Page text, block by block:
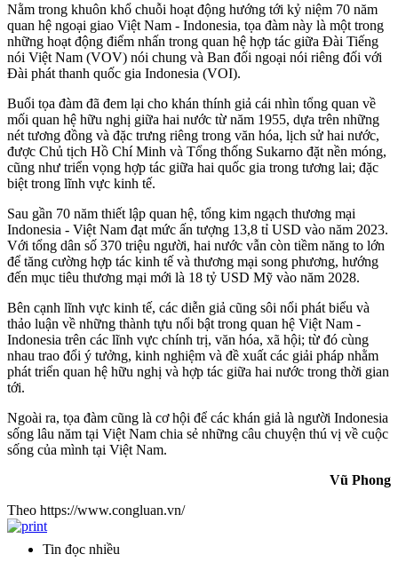
Nằm trong khuôn khổ chuỗi hoạt động hướng tới kỷ niệm 70 năm
quan hệ ngoại giao Việt Nam - Indonesia, tọa đàm này là một trong
những hoạt động điểm nhấn trong quan hệ hợp tác giữa Đài Tiếng
nói Việt Nam (VOV) nói chung và Ban đối ngoại nói riêng đối với
Đài phát thanh quốc gia Indonesia (VOI).
Buổi tọa đàm đã đem lại cho khán thính giả cái nhìn tổng quan về
mối quan hệ hữu nghị giữa hai nước từ năm 1955, dựa trên những
nét tương đồng và đặc trưng riêng trong văn hóa, lịch sử hai nước,
được Chủ tịch Hồ Chí Minh và Tổng thống Sukarno đặt nền móng,
cũng như triển vọng hợp tác giữa hai quốc gia trong tương lai; đặc
biệt trong lĩnh vực kinh tế.
Sau gần 70 năm thiết lập quan hệ, tổng kim ngạch thương mại
Indonesia - Việt Nam đạt mức ấn tượng 13,8 tỉ USD vào năm 2023.
Với tổng dân số 370 triệu người, hai nước vẫn còn tiềm năng to lớn
để tăng cường hợp tác kinh tế và thương mại song phương, hướng
đến mục tiêu thương mại mới là 18 tỷ USD Mỹ vào năm 2028.
Bên cạnh lĩnh vực kinh tế, các diễn giả cũng sôi nổi phát biểu và
thảo luận về những thành tựu nổi bật trong quan hệ Việt Nam -
Indonesia trên các lĩnh vực chính trị, văn hóa, xã hội; từ đó cùng
nhau trao đổi ý tưởng, kinh nghiệm và đề xuất các giải pháp nhằm
phát triển quan hệ hữu nghị và hợp tác giữa hai nước trong thời gian
tới.
Ngoài ra, tọa đàm cũng là cơ hội để các khán giả là người Indonesia
sống lâu năm tại Việt Nam chia sẻ những câu chuyện thú vị về cuộc
sống của mình tại Việt Nam.
Vũ Phong
Theo https://www.congluan.vn/
Tin đọc nhiều